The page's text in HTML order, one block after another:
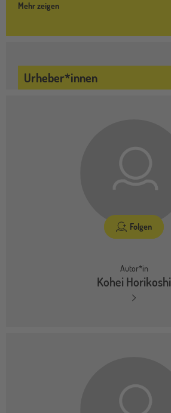
Mehr zeigen
Urheber*innen
Folgen
Autor*in
Kohei Horikoshi